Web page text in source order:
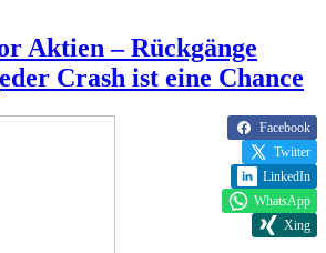
Aktien – Rückgänge
Crash ist eine Chance
Facebook
Twitter
LinkedIn
WhatsApp
Xing